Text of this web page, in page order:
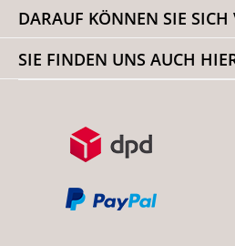
DARAUF KÖNNEN SIE SICH
SIE FINDEN UNS AUCH